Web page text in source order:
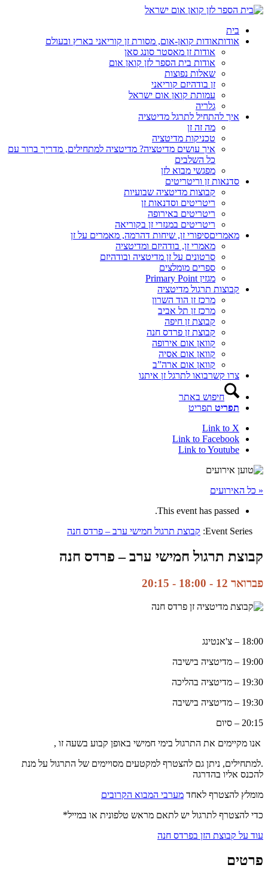
בית
אודותאודות קואן-אום, מסורת זן קוריאני בארץ ובעולם
אודות זן מאסטר סונג סאן
אודות בית הספר לזן קואן אום
שאלות נפוצות
זן בודהיזם קוריאני
עמותת קואן אום ישראל
גלריה
איך להתחיל לתרגל מדיטציה
מה זה זן
טכניקות מדיטציה
איך עושים מדיטציה? מדיטציה למתחילים, מדריך ברור עם
כל השלבים
מפגשי מבוא לזן
סדנאות זן וריטריטים
קבוצות מדיטציה שבועיות
ריטריטים וסדנאות זן
ריטריטים באירופה
ריטריטים במנזרי זן בקוריאה
מאמריםסיפורי זן, שיחות דהרמה, מאמרים על זן
מאמרי זן, בודהיזם ומדיטציה
סרטונים על זן מדיטציה ובודהיזם
ספרים מומלצים
מגזין Primary Point
קבוצות תרגול מדיטציה
מרכז זן הוד השרון
מרכז זן תל אביב
קבוצת זן חיפה
קבוצת זן פרדס חנה
קוואן אום אירופה
קוואן אום אסיה
קוואן אום ארה”ב
צרו קשרבואו לתרגל זן איתנו
חיפוש באתר
תפריט תפריט
Link to X
Link to Facebook
Link to Youtube
« כל האירועים
This event has passed.
Event Series: קבוצת תרגול חמישי ערב – פרדס חנה
קבוצת תרגול חמישי ערב – פרדס חנה
פברואר 12 - 18:00 -
20:15
18:00 – צ'אנטינג
19:00 – מדיטציה בישיבה
19:30 – מדיטציה בהליכה
19:30 – מדיטציה בישיבה
20:15 – סיום
אנו מקיימים את התרגול בימי חמישי באופן קבוע בשעה זו ,
.למתחילים, ניתן גם להצטרף למקטעים מסויימים של התרגול על מנת
להכנס אליו בהדרגה
מומלץ להצטרף לאחד מערבי המבוא הקרובים
כדי להצטרף לתרגול יש לתאם מראש טלפונית או במייל*
עוד על קבוצת הזן בפרדס חנה
פרטים